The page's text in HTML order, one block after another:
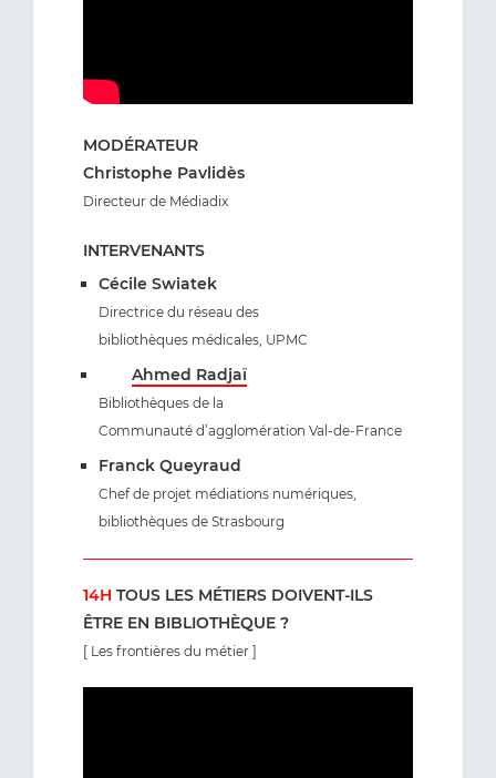
MODÉRATEUR
Christophe Pavlidès
Directeur de Médiadix
INTERVENANTS
Cécile Swiatek
Directrice du réseau des
bibliothèques médicales, UPMC
Ahmed Radjaï
Bibliothèques de la
Communauté d’agglomération Val-de-France
Franck Queyraud
Chef de projet médiations numériques,
bibliothèques de Strasbourg
14H TOUS LES MÉTIERS DOIVENT-ILS
ÊTRE EN BIBLIOTHÈQUE ?
[ Les frontières du métier ]